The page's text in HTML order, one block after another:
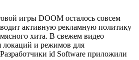
игры DOOM осталось совсем
активную рекламную политику
хита. В свежем видео
локаций и режимов для
id Software приложили